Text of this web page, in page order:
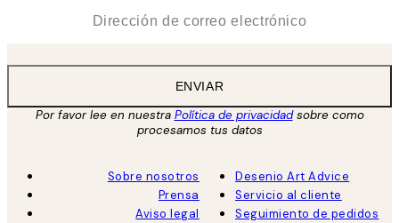
ENVIAR
Por favor lee en nuestra Política de privacidadsobre como
procesamos tus datos
Sobre nosotros
Prensa
Aviso legal
Desenio Art Advice
Servicio al cliente
Seguimiento de pedidos